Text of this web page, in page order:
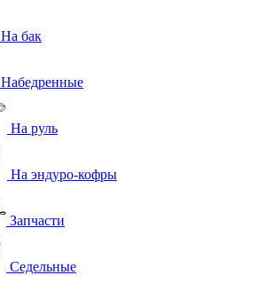
На бак
Набедренные
На руль
На эндуро-кофры
Запчасти
Седельные